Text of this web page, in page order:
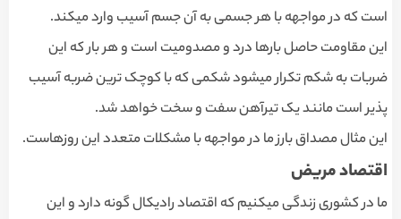
است که در مواجهه با هر جسمی به آن جسم آسیب وارد میکند.
این مقاومت حاصل بارها درد و مصدومیت است و هر بار که این
ضربات به شکم تکرار میشود شکمی که با کوچک ترین ضربه آسیب
پذیر است مانند یک تیرآهن سفت و سخت خواهد شد.
این مثال مصداق بارز ما در مواجهه با مشکلات متعدد این روزهاست.
اقتصاد مریض
ما در کشوری زندگی میکنیم که اقتصاد رادیکال گونه دارد و این